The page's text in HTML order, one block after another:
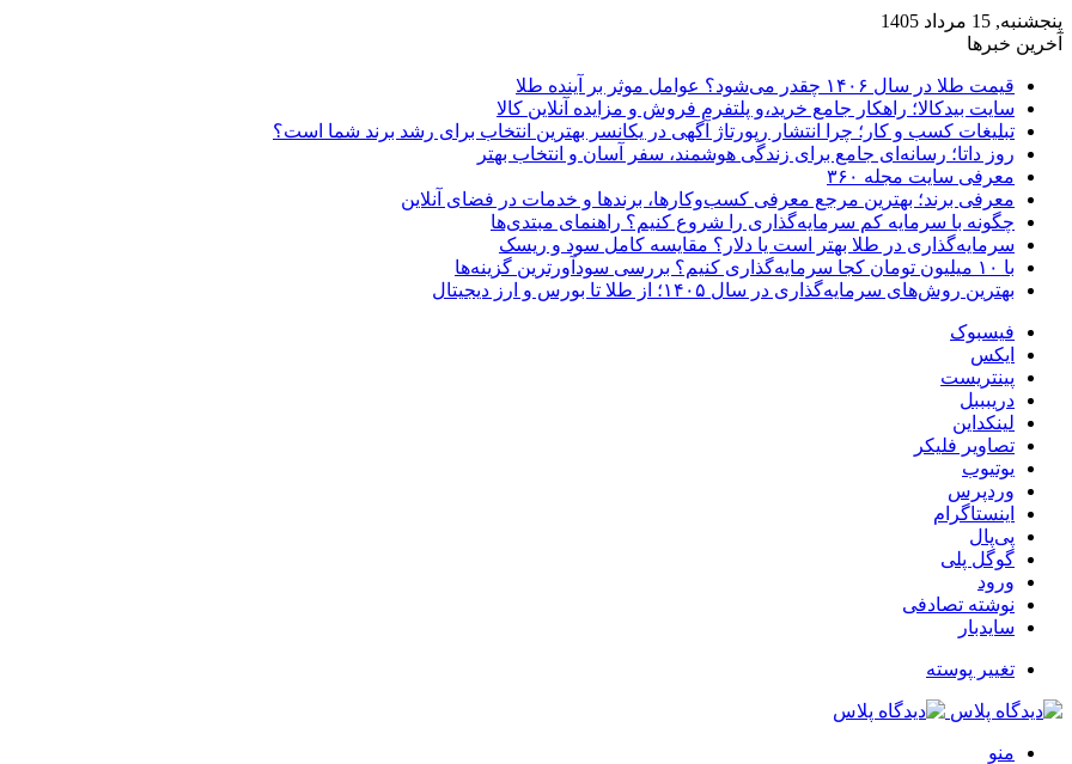
پنجشنبه, 15 مرداد 1405
آخرین خبرها
قیمت طلا در سال ۱۴۰۶ چقدر می‌شود؟ عوامل موثر بر آینده طلا
سایت بیدکالا؛ راهکار جامع خرید،و پلتفرم فروش و مزایده آنلاین کالا
تبلیغات کسب و کار؛ چرا انتشار رپورتاژ آگهی در یکانسر بهترین انتخاب برای رشد برند شما است؟
روز داتا؛ رسانه‌ای جامع برای زندگی هوشمند، سفر آسان و انتخاب بهتر
معرفی سایت مجله ۳۶۰
معرفی برند؛ بهترین مرجع معرفی کسب‌وکارها، برندها و خدمات در فضای آنلاین
چگونه با سرمایه کم سرمایه‌گذاری را شروع کنیم؟ راهنمای مبتدی‌ها
سرمایه‌گذاری در طلا بهتر است یا دلار؟ مقایسه کامل سود و ریسک
با ۱۰ میلیون تومان کجا سرمایه‌گذاری کنیم؟ بررسی سودآورترین گزینه‌ها
بهترین روش‌های سرمایه‌گذاری در سال ۱۴۰۵؛ از طلا تا بورس و ارز دیجیتال
فیسبوک
ایکس
پینتریست
دریبببل
لینکداین
تصاویر فلیکر
یوتیوب
وردپرس
اینستاگرام
پی‌پال
گوگل پلی
ورود
نوشته تصادفی
سایدبار
تغییر پوسته
منو